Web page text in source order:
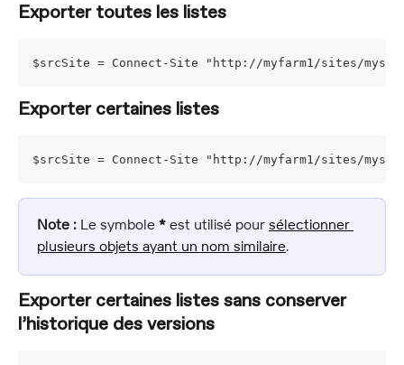
Exporter toutes les listes
$srcSite = Connect-Site "http://myfarm1/sites/
Exporter certaines listes
$srcSite = Connect-Site "http://myfarm1/sites/
Note : Le symbole * est utilisé pour sélectionner
plusieurs objets ayant un nom similaire.
Exporter certaines listes sans conserver
l’historique des versions